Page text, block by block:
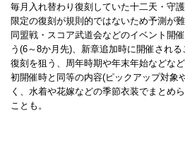
毎月入れ替わり復刻していた十二天・守
限定の復刻が規則的ではないため予測が難
同盟戦・スコア武道会などのイベント開
う(6～8か月先)、新章追加時に開催され
復刻を狙う、周年時期や年末年始などな
初開催時と同等の内容(ピックアップ対象
く、水着や花嫁などの季節衣装でまとめ
ことも。